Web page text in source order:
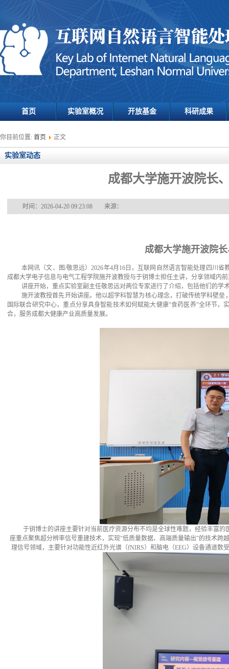
首页 实验室概况 开放基金 科研成果
你目前位置: 首页 正文
实验室动态
成都大学施开波院长
时间：2026-04-20 09:23:08 来源：
成都大学施开波院
本网讯（文、图/敬思远）2026年4月 16日，互联网自然语言智能处理四川省
成都大学电子信息与电气工程学院施开波教授与于钥博士担任主讲，分享领域内
讲座开始，重点实验室副主任敬思远对两位专家进行了介绍，包括他们的
施开波教授首先开始讲座。他以超学科智慧为核心理念，打破传统学科壁
国际联合研究中心，重点分享具身智能技术如何赋能大健康"食药医养"全环节，
合，服务成都大健康产业高质量发展。
于钥博士的讲座主要针对当前医疗资源分布不均是全球性难题，经验丰富
座重点聚焦超分辨率信号重建技术，实现"低质量数据、高端质量输出"的技术跨
理信号领域，主要针对功能性近红外光谱（fNIRS）和脑电（EEG）设备通道数